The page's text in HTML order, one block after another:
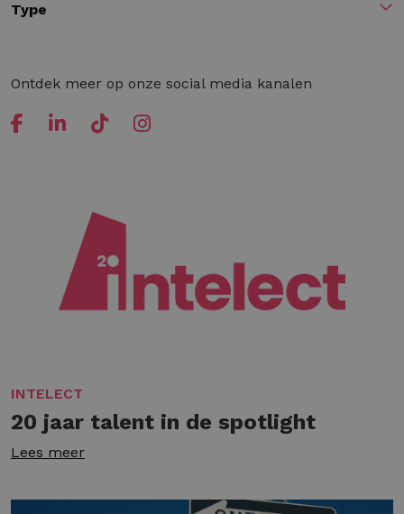
Type
Ontdek meer op onze social media kanalen
INTELECT
20 jaar talent in de spotlight
Lees meer